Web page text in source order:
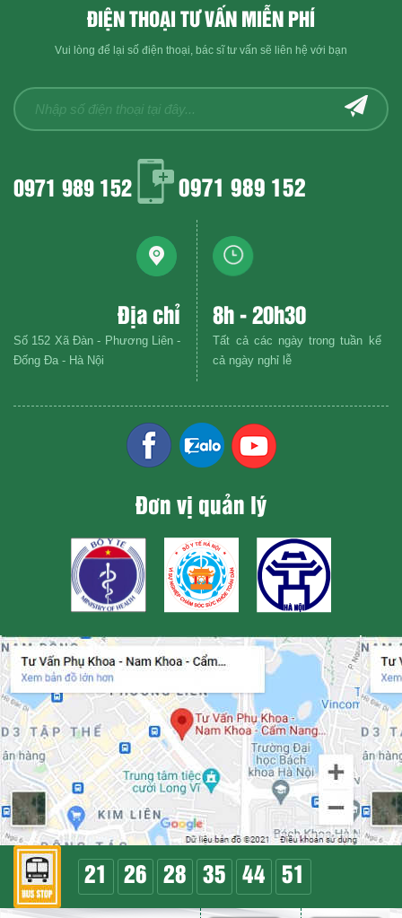
ĐIỆN THOẠI TƯ VẤN MIỄN PHÍ
Vui lòng để lại số điện thoại, bác sĩ tư vấn sẽ liên hệ với bạn
0971 989 152 0971 989 152
Địa chỉ
Số 152 Xã Đàn - Phương Liên -
Đống Đa - Hà Nội
8h - 20h30
Tất cả các ngày trong tuần kể
cả ngày nghỉ lễ
Đơn vị quản lý
21 26 28 35 44 51